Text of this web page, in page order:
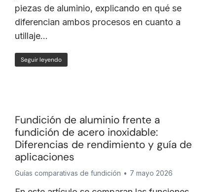
piezas de aluminio, explicando en qué se
diferencian ambos procesos en cuanto a
utillaje...
Seguir leyendo
Fundición de aluminio frente a
fundición de acero inoxidable:
Diferencias de rendimiento y guía de
aplicaciones
Guías comparativas de fundición 7 mayo 2026